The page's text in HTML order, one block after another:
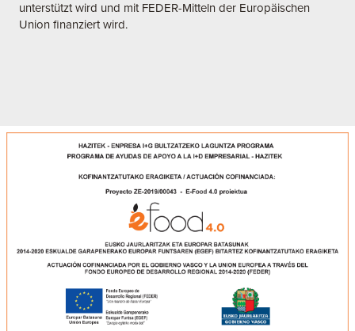
unterstützt wird und mit FEDER-Mitteln der Europäischen
Union finanziert wird.